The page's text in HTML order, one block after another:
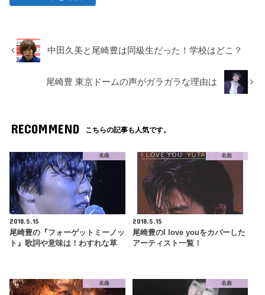
中田久美と尾崎豊は同級生だった！学校はどこ？
尾崎豊 東京ドームの声がガラガラな理由は
RECOMMEND こちらの記事も人気です。
名曲
2018.5.15
尾崎豊の『フォーゲットミーノッ
ト』歌詞や意味は！わすれな草
名曲
2018.5.15
尾崎豊のI love youをカバーした
アーティスト一覧！
名曲 名曲